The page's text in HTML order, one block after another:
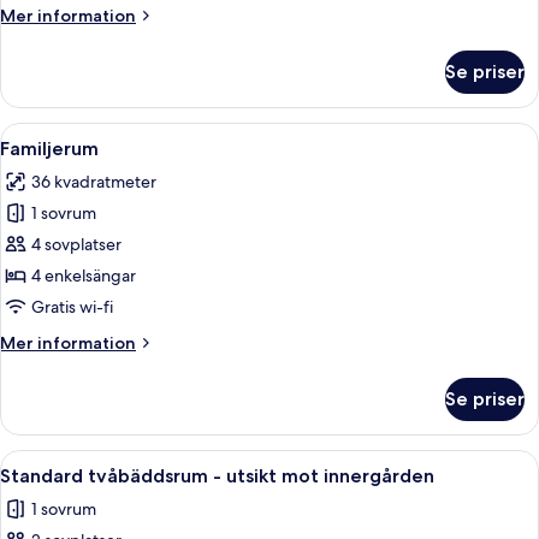
Mer information
Mer
Se priser
Öppna
alla
foton
för
Familjerum
Ett modernt hotellrum med en stor
5
Familjerum
36 kvadratmeter
1 sovrum
4 sovplatser
4 enkelsängar
Gratis wi-fi
Mer information
Mer
Se priser
Öppna
alla
foton
Ett modernt sovrum med en stor
4
Standard tvåbäddsrum - utsikt mot innergården
1 sovrum